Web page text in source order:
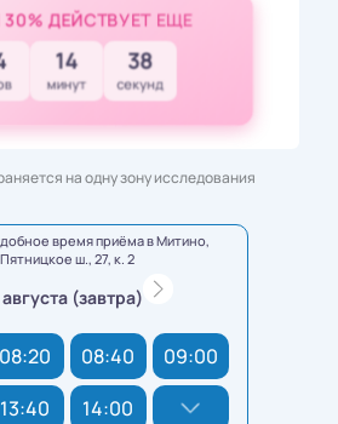
ДЕЙСТВУЕТ ЕЩЕ
14
минут
36
секунд
на одну зону исследования
время приёма в Митино,
Пятницкое ш., 27, к. 2
августа (завтра)
08:20 08:40
09:00
13:40 14:00